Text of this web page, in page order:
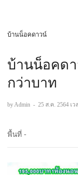
บ้านน็อคดาวน์
บ้านน็อคด
กว่าบาท
by Admin - 25 ส.ค. 2564 เว
พื้นที่ -